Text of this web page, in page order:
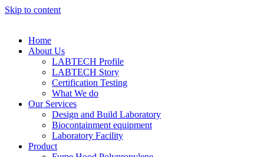
Skip to content
Home
About Us
LABTECH Profile
LABTECH Story
Certification Testing
What We do
Our Services
Design and Build Laboratory
Biocontainment equipment
Laboratory Facility
Product